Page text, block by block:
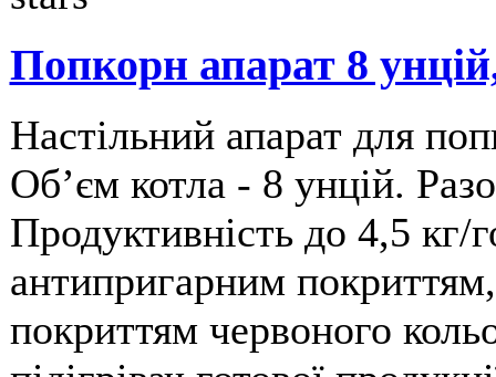
Попкорн апарат 8
Настільний апарат для
Обʼєм котла - 8 унцій.
Продуктивність до 4,5 кг/
антипригарним
покриттям червоного